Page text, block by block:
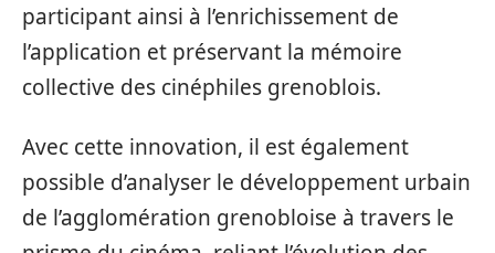
participant ainsi à l’enrichissement de
l’application et préservant la mémoire
collective des cinéphiles grenoblois.
Avec cette innovation, il est également
possible d’analyser le développement urbain
de l’agglomération grenobloise à travers le